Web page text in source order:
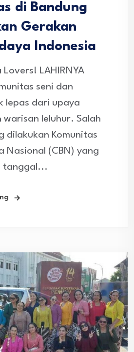
di Bandung
Gerakan
Indonesia
Lovers! LAHIRNYA
seni dan
lepas dari upaya
warisan leluhur. Salah
dilakukan Komunitas
Nasional (CBN) yang
tanggal...